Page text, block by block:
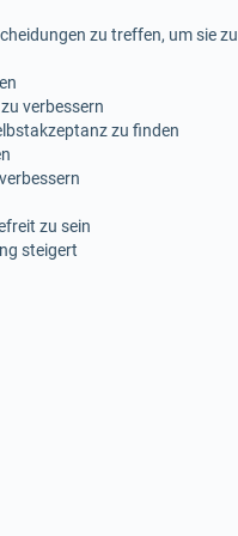
zu treffen, um sie zu
verbessern
zu finden
zu sein
steigert